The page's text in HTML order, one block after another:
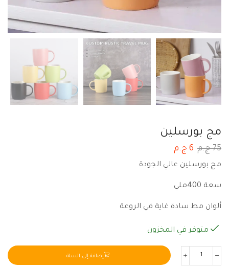
مج بورسلين
75 ج.م 6 ج.م
مج بورسلين عالي الجودة
سعة 400ملي
ألوان مط سادة غاية في الروعة
متوفر في المخزون
إضافة إلى السلة